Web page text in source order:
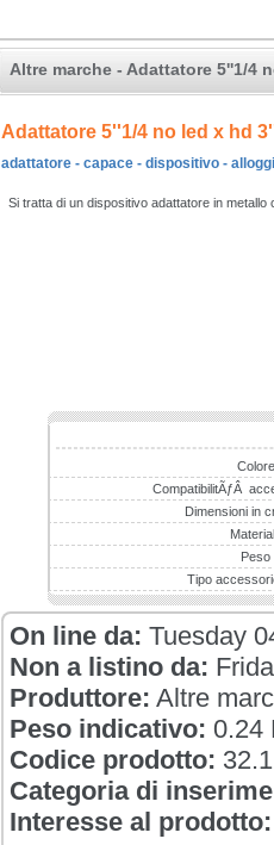
Altre marche - Adattatore 5''1/4
Adattatore 5''1/4 no led x hd
adattatore - capace - dispositivo -
Si tratta di un dispositivo adattatore in
Colore
CompatibilitÃƒÂ
Dimensioni in
Peso
Tipo
On line da: Tuesday
Non a listino da:
Produttore: Altre
Peso indicativo: 0.24
Codice prodotto:
Categoria di
Interesse al prodotto: